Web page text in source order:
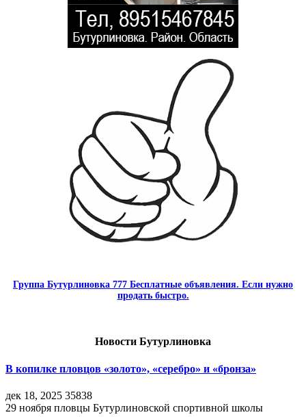
Группа Бутурлиновка 777 Бесплатные объявления. Если нужно
продать быстро.
Новости Бутурлиновка
В копилке пловцов «золото», «серебро» и «бронза»
дек 18, 2025 35838
29 ноября пловцы Бутурлиновской спортивной школы